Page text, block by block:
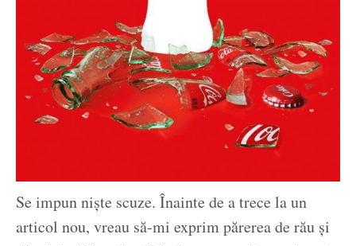
Se impun niște scuze. Înainte de a trece la un
articol nou, vreau să-mi exprim părerea de rău și